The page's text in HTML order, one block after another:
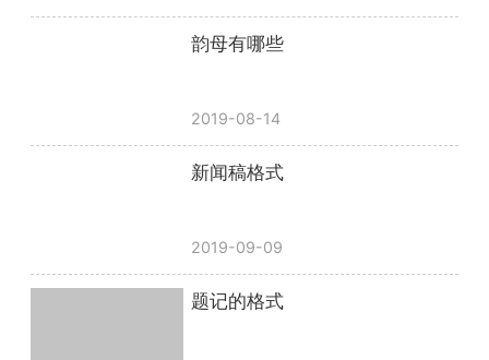
韵母有哪些
2019-08-14
新闻稿格式
2019-09-09
题记的格式